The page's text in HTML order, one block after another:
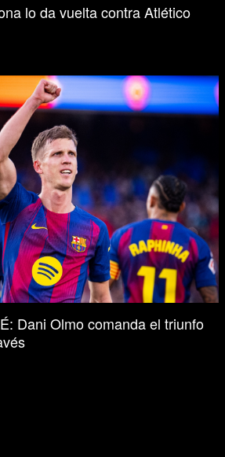
lo da vuelta contra Atlético
Dani Olmo comanda el triunfo